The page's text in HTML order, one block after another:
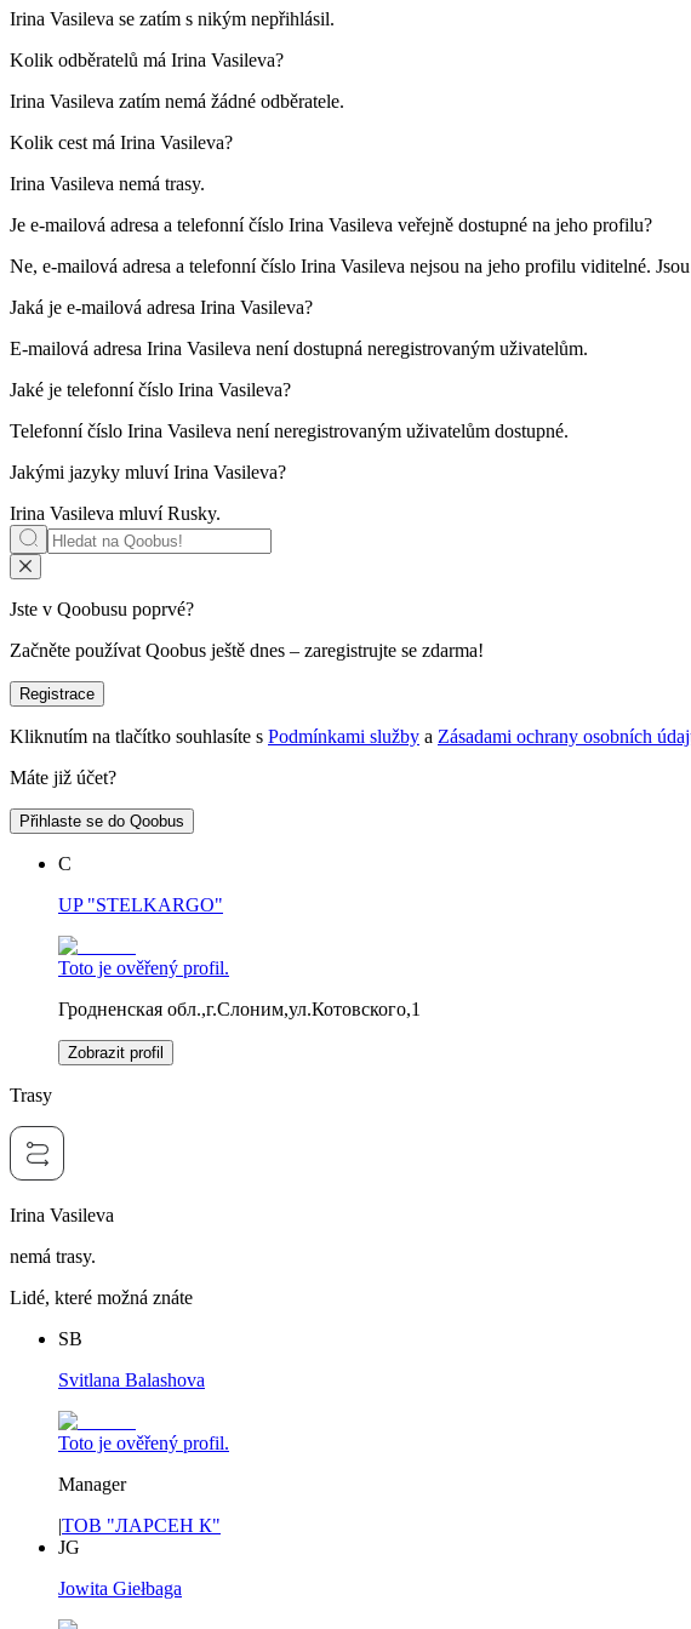
Irina Vasileva se zatím s nikým nepřihlásil.
Kolik odběratelů má Irina Vasileva?
Irina Vasileva zatím nemá žádné odběratele.
Kolik cest má Irina Vasileva?
Irina Vasileva nemá trasy.
Je e-mailová adresa a telefonní číslo Irina Vasileva veřejně dostupné na jeho profilu?
Ne, e-mailová adresa a telefonní číslo Irina Vasileva nejsou na jeho profilu viditelné.
Jaká je e-mailová adresa Irina Vasileva?
E-mailová adresa Irina Vasileva není dostupná neregistrovaným uživatelům.
Jaké je telefonní číslo Irina Vasileva?
Telefonní číslo Irina Vasileva není neregistrovaným uživatelům dostupné.
Jakými jazyky mluvíIrina Vasileva?
Irina Vasileva mluvíRusky.
Jste v Qoobusu poprvé?
Začněte používat Qoobus ještě dnes – zaregistrujte se zdarma!
Registrace
Kliknutím na tlačítko souhlasíte s Podmínkami služby a Zásadami ochrany osobních
Máte již účet?
Přihlaste se do Qoobus
С
UP "STELKARGO"
Toto je ověřený profil.
Гродненская обл.,г.Слоним,ул.Котовского,1
Zobrazit profil
Trasy
Irina Vasileva
nemá trasy.
Lidé, které možná znáte
SB
Svitlana Balashova
Toto je ověřený profil.
Manager
|ТОВ "ЛАРСЕН К"
JG
Jowita Giełbaga